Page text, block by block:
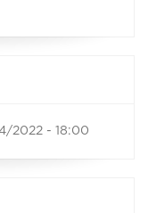
2022 - 18:00